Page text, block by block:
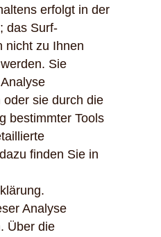
erfolgt in der
das Surf-
nicht zu Ihnen
Sie
sie durch die
bestimmter Tools
finden Sie in
Analyse
Über die